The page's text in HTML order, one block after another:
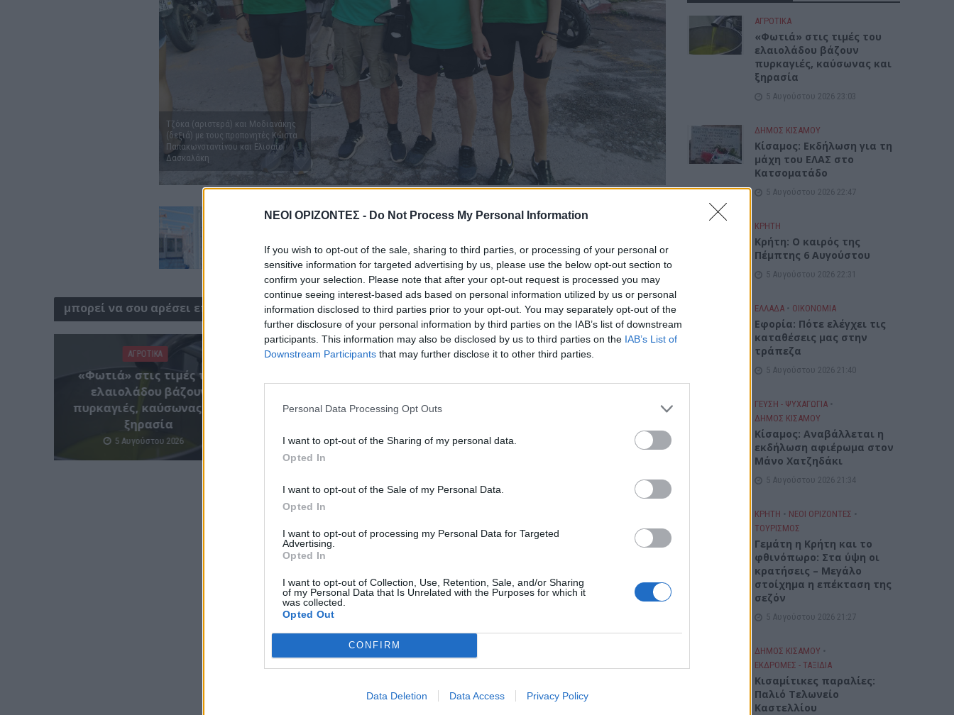
ΝΕΟΙ ΟΡΙΖΟΝΤΕΣ - Do Not Process My Personal Information
If you wish to opt-out of the sale, sharing to third parties, or processing of your personal or
sensitive information for targeted advertising by us, please use the below opt-out section to
confirm your selection. Please note that after your opt-out request is processed you may
continue seeing interest-based ads based on personal information utilized by us or personal
information disclosed to third parties prior to your opt-out. You may separately opt-out of the
further disclosure of your personal information by third parties on the IAB’s list of downstream
participants. This information may also be disclosed by us to third parties on the IAB’s List of
Downstream Participants that may further disclose it to other third parties.
Personal Data Processing Opt Outs
I want to opt-out of the Sharing of my personal data.
Opted In
I want to opt-out of the Sale of my Personal Data.
Opted In
I want to opt-out of processing my Personal Data for Targeted
Advertising.
Opted In
I want to opt-out of Collection, Use, Retention, Sale, and/or Sharing
of my Personal Data that Is Unrelated with the Purposes for which it
was collected.
Opted Out
CONFIRM
Data Deletion Data Access Privacy Policy
Τζόκα (αριστερά) και Μοδιανάκης
(δεξιά) με τους προπονητές Κώστα
Παπακωνσταντίνου και Ελισαίο
Δασκαλάκη
μπορεί να σου αρέσει επίσης
ΑΓΡΟΤΙΚΑ
«Φωτιά» στις τιμές του
ελαιολάδου βάζουν
πυρκαγιές, καύσωνας και
ξηρασία
5 Αυγούστου 2026
ΔΉΜΟΣ ΚΙΣΆΜΟΥ
Κίσαμος: Εκδήλωση για τη
Κατσοματάδο
ΑΓΡΟΤΙΚΑ
«Φωτιά» στις τιμές του
ελαιολάδου βάζουν
πυρκαγιές, καύσωνας και
ξηρασία
5 Αυγούστου 2026 23:03
ΔΉΜΟΣ ΚΙΣΆΜΟΥ
Κίσαμος: Εκδήλωση για τη
μάχη του ΕΛΑΣ στο
Κατσοματάδο
5 Αυγούστου 2026 22:47
ΚΡΗΤΗ
Κρήτη: Ο καιρός της
Πέμπτης 6 Αυγούστου
5 Αυγούστου 2026 22:31
ΕΛΛΑΔΑ • ΟΙΚΟΝΟΜΙΑ
Εφορία: Πότε ελέγχει τις
καταθέσεις μας στην
τράπεζα
5 Αυγούστου 2026 21:40
ΓΕΎΣΗ - ΨΥΧΑΓΩΓΊΑ •
ΔΉΜΟΣ ΚΙΣΆΜΟΥ
Κίσαμος: Αναβάλλεται η
εκδήλωση αφιέρωμα στον
Μάνο Χατζηδάκι
5 Αυγούστου 2026 21:34
ΚΡΗΤΗ • ΝΕΟΙ ΟΡΙΖΟΝΤΕΣ •
ΤΟΥΡΙΣΜΟΣ
Γεμάτη η Κρήτη και το
φθινόπωρο: Στα ύψη οι
κρατήσεις – Μεγάλο
στοίχημα η επέκταση της
σεζόν
5 Αυγούστου 2026 21:27
ΔΉΜΟΣ ΚΙΣΆΜΟΥ •
ΕΚΔΡΟΜΈΣ - ΤΑΞΊΔΙΑ
Kισαμίτικες παραλίες:
Παλιό Τελωνείο
Καστελλίου